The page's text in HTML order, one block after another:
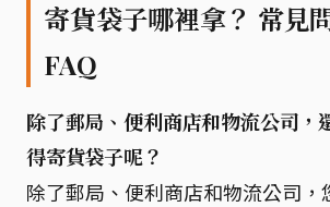
寄貨袋子哪裡拿？ 常見
FAQ
除了郵局、便利商店和物流公司，
得寄貨袋子呢？
除了郵局、便利商店和物流公司，